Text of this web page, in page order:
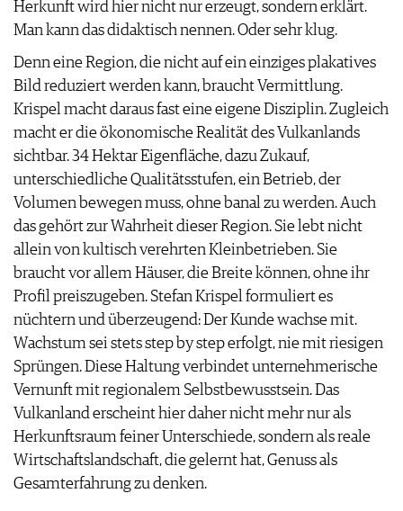
Herkunft wird hier nicht nur erzeugt, sondern erklärt.
Man kann das didaktisch nennen. Oder sehr klug.
Denn eine Region, die nicht auf ein einziges plakatives
Bild reduziert werden kann, braucht Vermittlung.
Krispel macht daraus fast eine eigene Disziplin. Zugleich
macht er die ökonomische Realität des Vulkanlands
sichtbar. 34 Hektar Eigenfläche, dazu Zukauf,
unterschiedliche Qualitätsstufen, ein Betrieb, der
Volumen bewegen muss, ohne banal zu werden. Auch
das gehört zur Wahrheit dieser Region. Sie lebt nicht
allein von kultisch verehrten Kleinbetrieben. Sie
braucht vor allem Häuser, die Breite können, ohne ihr
Profil preiszugeben. Stefan Krispel formuliert es
nüchtern und überzeugend: Der Kunde wachse mit.
Wachstum sei stets step by step erfolgt, nie mit riesigen
Sprüngen. Diese Haltung verbindet unternehmerische
Vernunft mit regionalem Selbstbewusstsein. Das
Vulkanland erscheint hier daher nicht mehr nur als
Herkunftsraum feiner Unterschiede, sondern als reale
Wirtschaftslandschaft, die gelernt hat, Genuss als
Gesamterfahrung zu denken.